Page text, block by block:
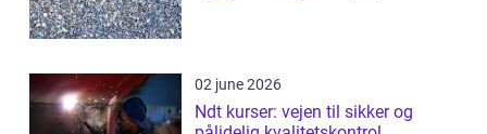
02 june 2026
Ndt kurser: vejen til sikker og